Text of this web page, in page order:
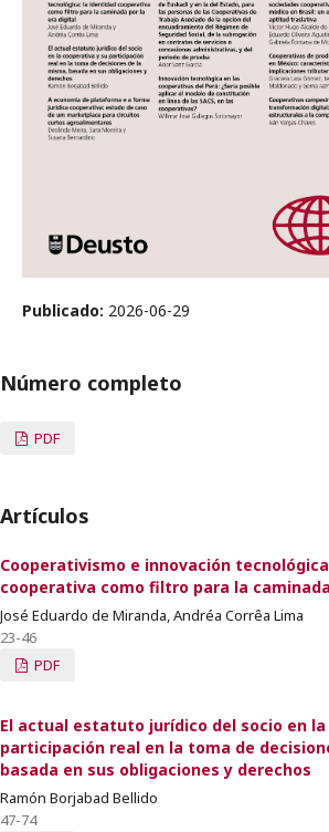
Publicado: 2026-06-29
Número completo
PDF
Artículos
Cooperativismo e innovación
cooperativa como filtro para la
José Eduardo de Miranda, Andréa Corrêa Lima
23-46
PDF
El actual estatuto jurídico del socio en
participación real en la toma de
basada en sus obligaciones y derechos
Ramón Borjabad Bellido
47-74